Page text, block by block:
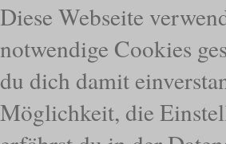
Diese Webseite
notwendige Cookies
du dich damit
Möglichkeit, die